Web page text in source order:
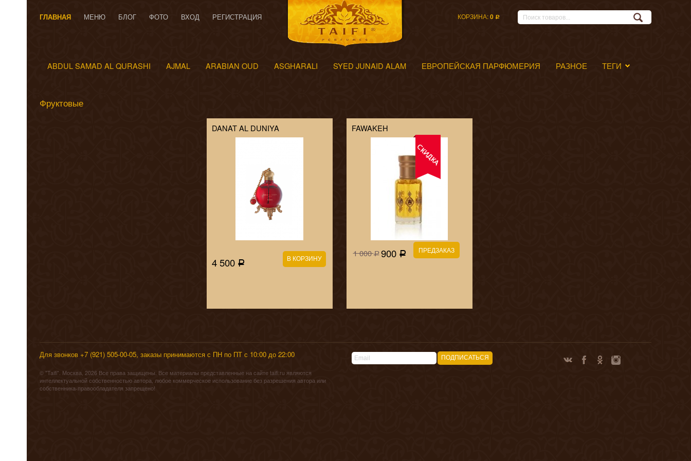
КОРЗИНА:0 Р
ГЛАВНАЯ МЕНЮ БЛОГ ФОТО ВХОД РЕГИСТРАЦИЯ
ABDUL SAMAD AL QURASHI AJMAL ARABIAN OUD ASGHARALI SYED JUNAID ALAM ЕВРОПЕЙСКАЯ ПАРФЮМЕРИЯ РАЗНОЕ ТЕГИ
Фруктовые
DANAT AL DUNIYA
4 500 Р
FAWAKEH
1 000Р 900 Р ПРЕДЗАКАЗ
Для звонков +7 (921) 505-00-05, заказы принимаются с ПН по ПТ с 10:00 до 22:00
© "Taifi". Москва, 2026 Все права защищены. Все материалы представленные на сайте taifi.ru являются
интеллектуальной собственностью автора, любое коммерческое использование без разрешения автора или
собственника-правообладателя запрещено!